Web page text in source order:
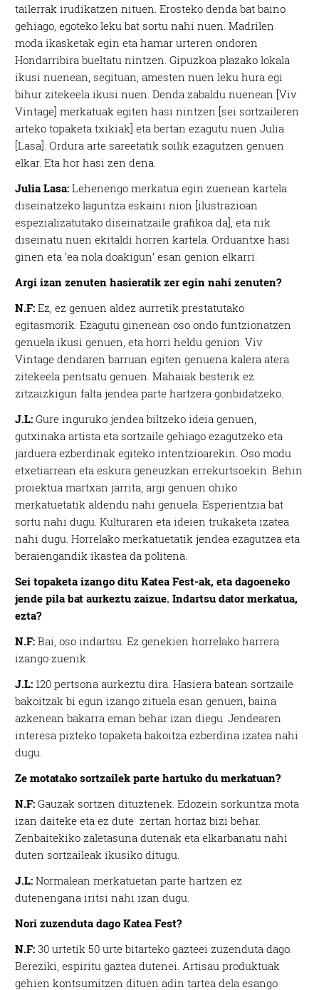
tailerrak irudikatzen nituen. Erosteko denda bat baino
gehiago, egoteko leku bat sortu nahi nuen. Madrilen
moda ikasketak egin eta hamar urteren ondoren
Hondarribira bueltatu nintzen. Gipuzkoa plazako lokala
ikusi nuenean, segituan, amesten nuen leku hura egi
bihur zitekeela ikusi nuen. Denda zabaldu nuenean [Viv
Vintage] merkatuak egiten hasi nintzen [sei sortzaileren
arteko topaketa txikiak] eta bertan ezagutu nuen Julia
[Lasa]. Ordura arte sareetatik soilik ezagutzen genuen
elkar. Eta hor hasi zen dena.
Julia Lasa: Lehenengo merkatua egin zuenean kartela
diseinatzeko laguntza eskaini nion [ilustrazioan
espezializatutako diseinatzaile grafikoa da], eta nik
diseinatu nuen ekitaldi horren kartela. Orduantxe hasi
ginen eta ‘ea nola doakigun’ esan genion elkarri.
Argi izan zenuten hasieratik zer egin nahi zenuten?
N.F: Ez, ez genuen aldez aurretik prestatutako
egitasmorik. Ezagutu ginenean oso ondo funtzionatzen
genuela ikusi genuen, eta horri heldu genion. Viv
Vintage dendaren barruan egiten genuena kalera atera
zitekeela pentsatu genuen. Mahaiak besterik ez
zitzaizkigun falta jendea parte hartzera gonbidatzeko.
J.L: Gure inguruko jendea biltzeko ideia genuen,
gutxinaka artista eta sortzaile gehiago ezagutzeko eta
jarduera ezberdinak egiteko intentzioarekin. Oso modu
etxetiarrean eta eskura geneuzkan errekurtsoekin. Behin
proiektua martxan jarrita, argi genuen ohiko
merkatuetatik aldendu nahi genuela. Esperientzia bat
sortu nahi dugu. Kulturaren eta ideien trukaketa izatea
nahi dugu. Horrelako merkatuetatik jendea ezagutzea eta
beraiengandik ikastea da politena.
Sei topaketa izango ditu Katea Fest-ak, eta dagoeneko
jende pila bat aurkeztu zaizue. Indartsu dator merkatua,
ezta?
N.F: Bai, oso indartsu. Ez genekien horrelako harrera
izango zuenik.
J.L: 120 pertsona aurkeztu dira. Hasiera batean sortzaile
bakoitzak bi egun izango zituela esan genuen, baina
azkenean bakarra eman behar izan diegu. Jendearen
interesa pizteko topaketa bakoitza ezberdina izatea nahi
dugu.
Ze motatako sortzailek parte hartuko du merkatuan?
N.F: Gauzak sortzen dituztenek. Edozein sorkuntza mota
izan daiteke eta ez dute zertan hortaz bizi behar.
Zenbaitekiko zaletasuna dutenak eta elkarbanatu nahi
duten sortzaileak ikusiko ditugu.
J.L: Normalean merkatuetan parte hartzen ez
dutenengana iritsi nahi izan dugu.
Nori zuzenduta dago Katea Fest?
N.F: 30 urtetik 50 urte bitarteko gazteei zuzenduta dago.
Bereziki, espiritu gaztea dutenei. Artisau produktuak
gehien kontsumitzen dituen adin tartea dela esango